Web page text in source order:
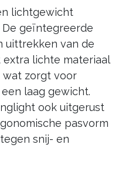
lichtgewicht
geïntegreerde
uittrekken van de
extra lichte materiaal
zorgt voor
laag gewicht.
ook uitgerust
pasvorm
snij- en